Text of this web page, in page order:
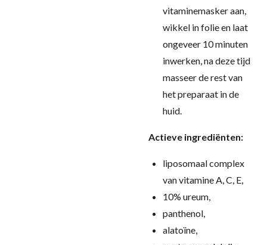
vitaminemasker aan,
wikkel in folie en laat
ongeveer 10 minuten
inwerken, na deze tijd
masseer de rest van
het preparaat in de
huid.
Actieve ingrediënten:
liposomaal complex
van vitamine A, C, E,
10% ureum,
panthenol,
alatoïne,